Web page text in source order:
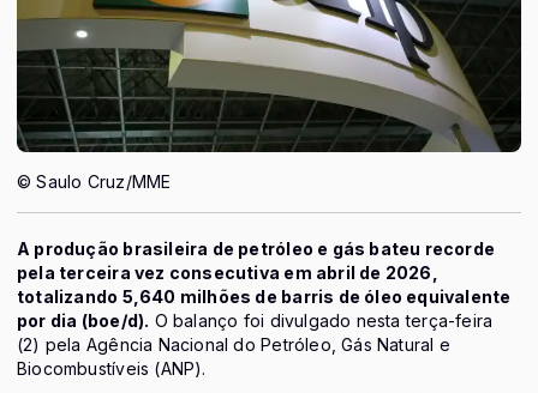
© Saulo Cruz/MME
A produção brasileira de petróleo e gás bateu recorde
pela terceira vez consecutiva em abril de 2026,
totalizando 5,640 milhões de barris de óleo equivalente
por dia (boe/d). O balanço foi divulgado nesta terça-feira
(2) pela Agência Nacional do Petróleo, Gás Natural e
Biocombustíveis (ANP).